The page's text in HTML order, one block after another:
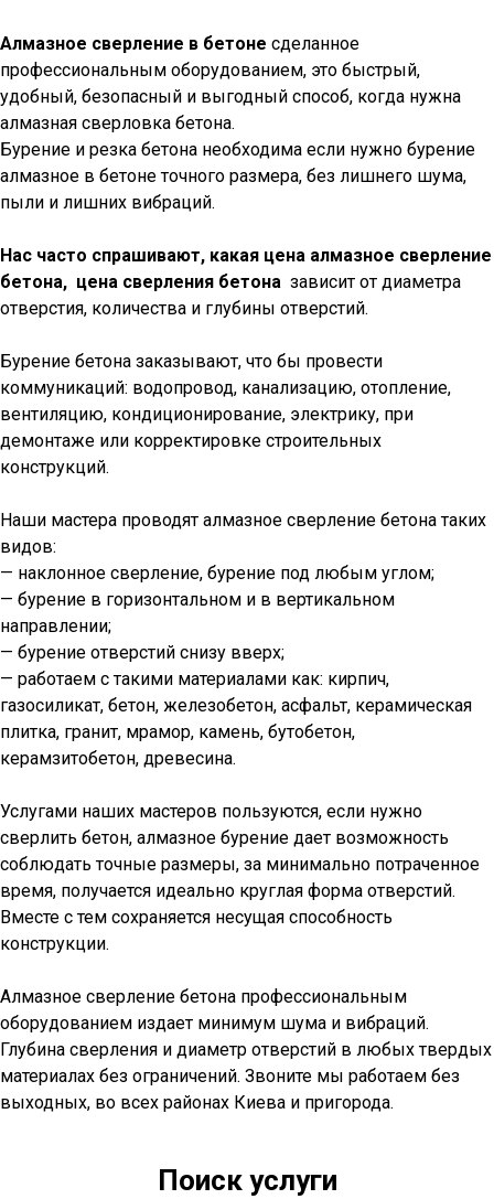
Алмазное сверление в бетоне сделанное
профессиональным оборудованием, это быстрый,
удобный, безопасный и выгодный способ, когда нужна
алмазная сверловка бетона.
Бурение и резка бетона необходима если нужно бурение
алмазное в бетоне точного размера, без лишнего шума,
пыли и лишних вибраций.
Нас часто спрашивают, какая цена алмазное сверление
бетона, цена сверления бетона зависит от диаметра
отверстия, количества и глубины отверстий.
Бурение бетона заказывают, что бы провести
коммуникаций: водопровод, канализацию, отопление,
вентиляцию, кондиционирование, электрику, при
демонтаже или корректировке строительных
конструкций.
Наши мастера проводят алмазное сверление бетона таких
видов:
— наклонное сверление, бурение под любым углом;
— бурение в горизонтальном и в вертикальном
направлении;
— бурение отверстий снизу вверх;
— работаем с такими материалами как: кирпич,
газосиликат, бетон, железобетон, асфальт, керамическая
плитка, гранит, мрамор, камень, бутобетон,
керамзитобетон, древесина.
Услугами наших мастеров пользуются, если нужно
сверлить бетон, алмазное бурение дает возможность
соблюдать точные размеры, за минимально потраченное
время, получается идеально круглая форма отверстий.
Вместе с тем сохраняется несущая способность
конструкции.
Алмазное сверление бетона профессиональным
оборудованием издает минимум шума и вибраций.
Глубина сверления и диаметр отверстий в любых твердых
материалах без ограничений. Звоните мы работаем без
выходных, во всех районах Киева и пригорода.
Поиск услуги